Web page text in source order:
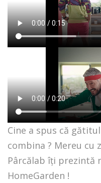
Cine a spus că
combina ? Mereu cu
Pârcălab îți prezintă
HomeGarden !